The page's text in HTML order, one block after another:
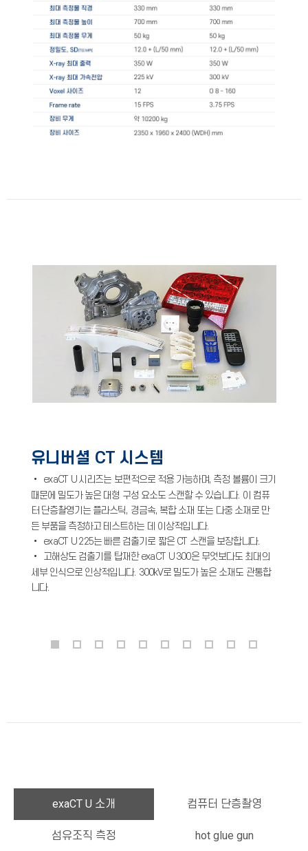
유니버셜 CT 시스템
• exaCT U 시리즈는 보편적으로 적용 가능하며, 측정 볼륨이 크기
때문에 밀도가 높은 대형 구성 요소도 스캔할 수 있습니다. 이 컴퓨
터 단층촬영기는 플라스틱, 경금속, 복합 소재 또는 다중 소재로 만
든 부품을 측정하고 테스트하는 데 이상적입니다.
• exaCT U 225는 빠른 검출기로 짧은 CT 스캔을 보장합니다.
• 고해상도 검출기를 탑재한 exaCT U 300은 무엇보다도 최대의
세부 인식으로 인상적입니다. 300kV로 밀도가 높은 소재도 관통합
니다.
exaCT U 소개 컴퓨터 단층촬영
섬유조직 측정 hot glue gun